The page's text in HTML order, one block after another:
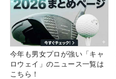
今年も男女プロが強い「キャ
ロウェイ」のニュース一覧は
こちら！